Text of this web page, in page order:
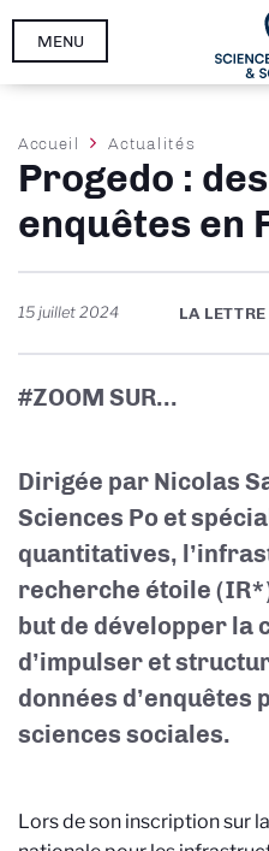
Aller
MENU
Fil
d'Ariane
Accueil Actualités
Progedo :
enquêtes en
15 juillet 2024 LA
#ZOOM SUR...
Dirigée par Nicolas
Sciences Po et
quantitatives,
recherche étoile
but de développer la
d’impulser et
données d’enquêtes
sciences sociales.
Lors de son inscription sur